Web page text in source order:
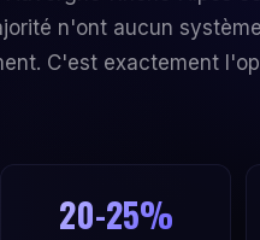
n'ont aucun
C'est exactement
20-25%